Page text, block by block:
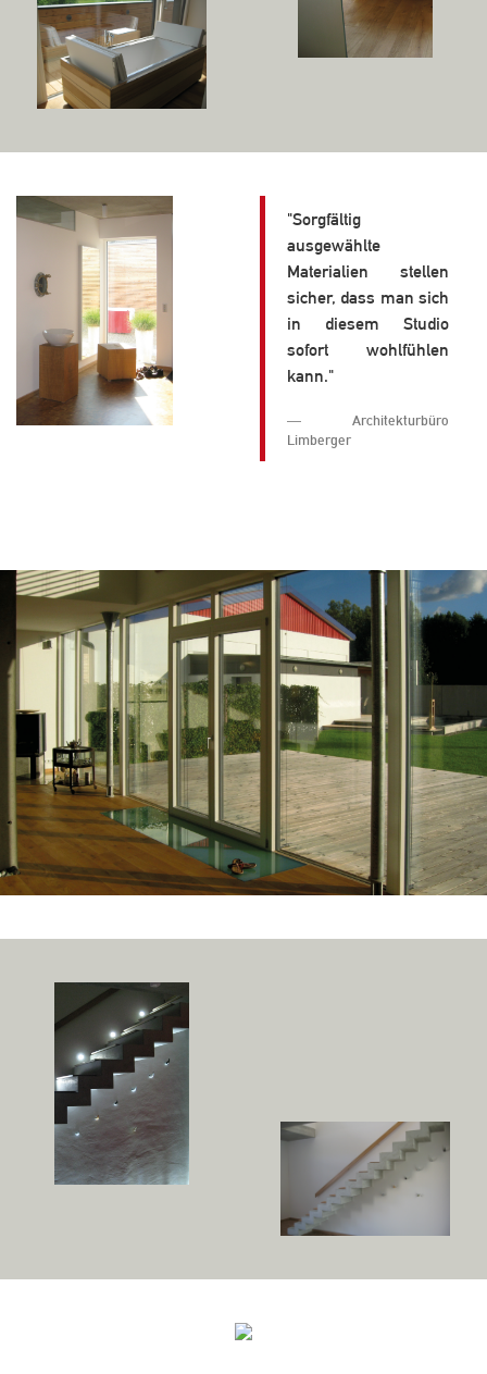
"Sorgfältig
ausgewählte
Materialien stellen
sicher, dass man sich
in diesem Studio
sofort wohlfühlen
kann."
Architekturbüro
Limberger